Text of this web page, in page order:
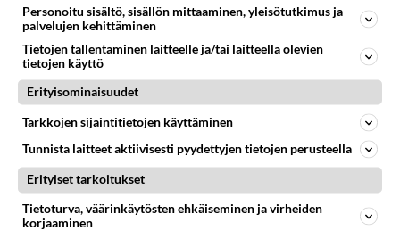
Muistatko? Kädestä suuhun elävä Satu sai jättimäisen rahasalkun
Henry-miljonääriltä
Kun yksi kauhallinen ei riitä... Tämä helppo arkiruoka ei jää syömättä!
Tiesitkö? Martina Aitolehden isäpuoli on tämä suosittu laulaja
Personoitu sisältö, sisällön mittaaminen, yleisötutkimus ja
palvelujen kehittäminen
Tietojen tallentaminen laitteelle ja/tai laitteella olevien
tietojen käyttö
Erityisominaisuudet
Tarkkojen sijaintitietojen käyttäminen
Tunnista laitteet aktiivisesti pyydettyjen tietojen perusteella
Erityiset tarkoitukset
Tietoturva, väärinkäytösten ehkäiseminen ja virheiden
korjaaminen